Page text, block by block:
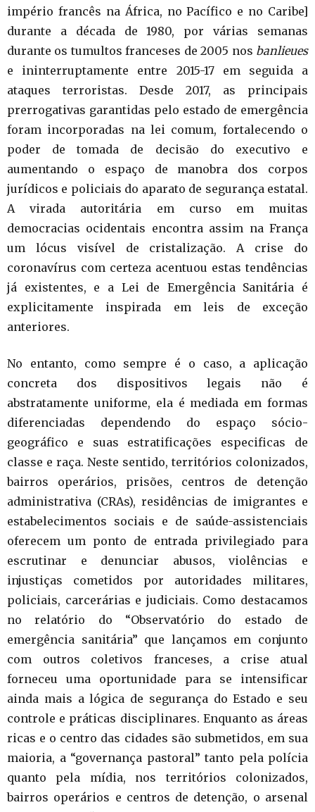
império francês na África, no Pacífico e no Caribe]
durante a década de 1980, por várias semanas
durante os tumultos franceses de 2005 nos banlieues
e ininterruptamente entre 2015-17 em seguida a
ataques terroristas. Desde 2017, as principais
prerrogativas garantidas pelo estado de emergência
foram incorporadas na lei comum, fortalecendo o
poder de tomada de decisão do executivo e
aumentando o espaço de manobra dos corpos
jurídicos e policiais do aparato de segurança estatal.
A virada autoritária em curso em muitas
democracias ocidentais encontra assim na França
um lócus visível de cristalização. A crise do
coronavírus com certeza acentuou estas tendências
já existentes, e a Lei de Emergência Sanitária é
explicitamente inspirada em leis de exceção
anteriores.
No entanto, como sempre é o caso, a aplicação
concreta dos dispositivos legais não é
abstratamente uniforme, ela é mediada em formas
diferenciadas dependendo do espaço sócio-
geográfico e suas estratificações especificas de
classe e raça. Neste sentido, territórios colonizados,
bairros operários, prisões, centros de detenção
administrativa (CRAs), residências de imigrantes e
estabelecimentos sociais e de saúde-assistenciais
oferecem um ponto de entrada privilegiado para
escrutinar e denunciar abusos, violências e
injustiças cometidos por autoridades militares,
policiais, carcerárias e judiciais. Como destacamos
no relatório do “Observatório do estado de
emergência sanitária” que lançamos em conjunto
com outros coletivos franceses, a crise atual
forneceu uma oportunidade para se intensificar
ainda mais a lógica de segurança do Estado e seu
controle e práticas disciplinares. Enquanto as áreas
ricas e o centro das cidades são submetidos, em sua
maioria, a “governança pastoral” tanto pela polícia
quanto pela mídia, nos territórios colonizados,
bairros operários e centros de detenção, o arsenal